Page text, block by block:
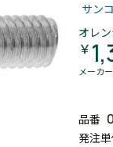
サン
オレ
￥
メーカ
品番
発注